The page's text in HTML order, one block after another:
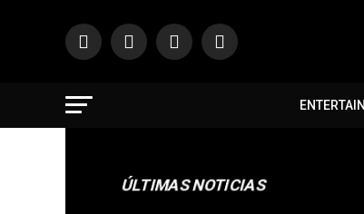
ÚLTIMAS NOTICIAS